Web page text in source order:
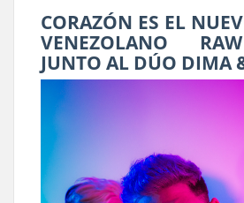
CORAZÓN ES EL
VENEZOLANO
JUNTO AL DÚO DIMA